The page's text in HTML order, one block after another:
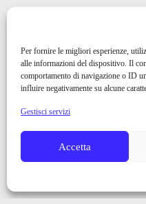
Per fornire le migliori esperienze,
alle informazioni del dispositivo. Il
comportamento di navigazione o ID
influire negativamente su alcune
Gestisci servizi
Accetta